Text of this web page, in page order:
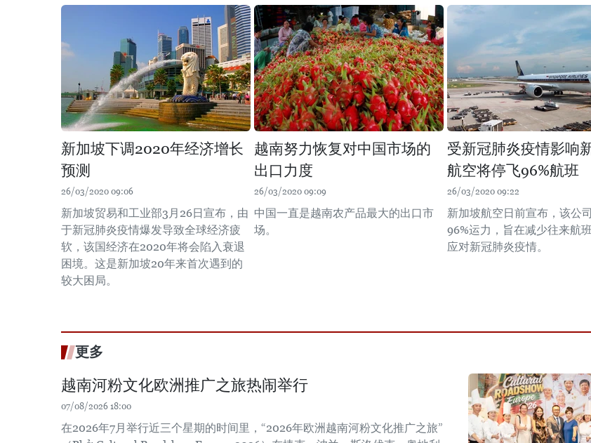
新加坡下调2020年经济增长
预测
26/03/2020 09:06
新加坡贸易和工业部3月26日宣布，由
于新冠肺炎疫情爆发导致全球经济疲
软，该国经济在2020年将会陷入衰退
困境。这是新加坡20年来首次遇到的
较大困局。
越南努力恢复对中国市场的
出口力度
26/03/2020 09:09
中国一直是越南农产品最大的出口市
场。
受新冠肺炎疫情影响
航空将停飞96%航班
26/03/2020 09:22
新加坡航空日前宣布，该公
96%运力，旨在减少往来航
应对新冠肺炎疫情。
更多
越南河粉文化欧洲推广之旅热闹举行
07/08/2026 18:00
在2026年7月举行近三个星期的时间里，“2026年欧洲越南河粉文化推广之旅”